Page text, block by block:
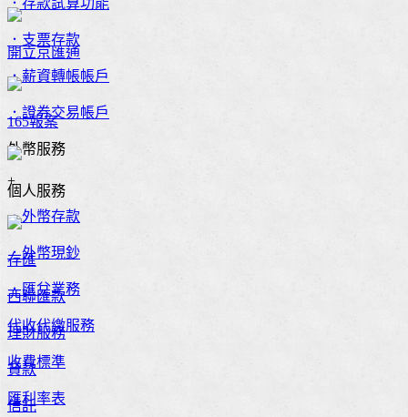
開立京匯通
165報案
個人服務
存匯
西聯匯款
理財服務
貸款
信託
．存款試算功能
．支票存款
．薪資轉帳帳戶
．證券交易帳戶
外幣服務
+
．外幣存款
．外幣現鈔
．匯兌業務
代收代繳服務
收費標準
匯利率表